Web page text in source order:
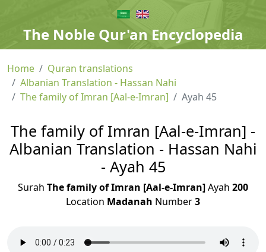
The Noble Qur'an Encyclopedia
Home
Quran translations
Albanian Translation - Hassan Nahi
The family of Imran [Aal-e-Imran]
Ayah 45
The family of Imran [Aal-e-Imran] -
Albanian Translation - Hassan Nahi
- Ayah 45
Surah The family of Imran [Aal-e-Imran]Ayah 200
Location Madanah Number3